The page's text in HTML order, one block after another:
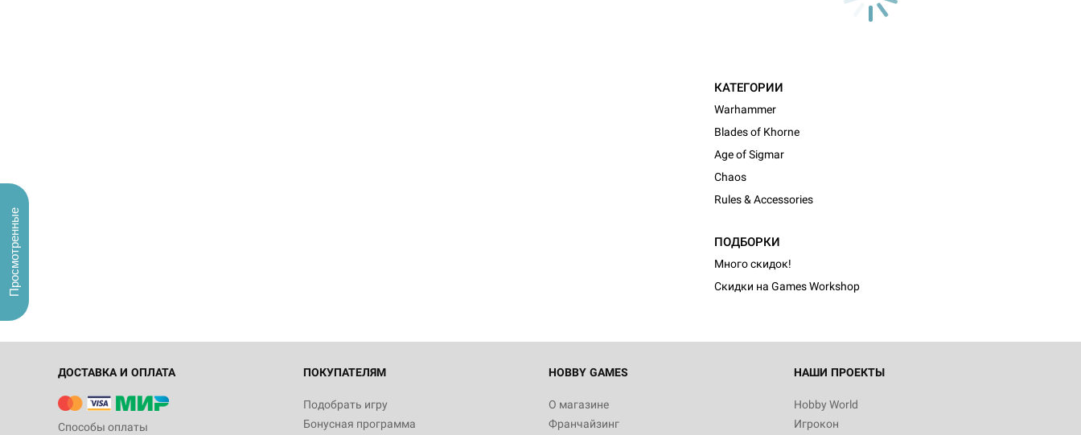
КАТЕГОРИИ
Warhammer
Blades of Khorne
Age of Sigmar
Chaos
Rules & Accessories
ПОДБОРКИ
Много скидок!
Скидки на Games Workshop
ДОСТАВКА И ОПЛАТА
Способы оплаты
ПОКУПАТЕЛЯМ
Подобрать игру
Бонусная программа
HOBBY GAMES
О магазине
Франчайзинг
НАШИ ПРОЕКТЫ
Hobby World
Игрокон
Просмотренные
Белая смерть
12 990